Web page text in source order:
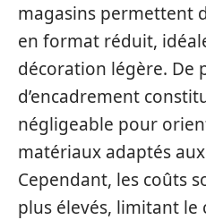
magasins permettent
en format réduit,
décoration légère. De
d’encadrement
négligeable pour
matériaux adaptés
Cependant, les coûts
plus élevés, limitant le